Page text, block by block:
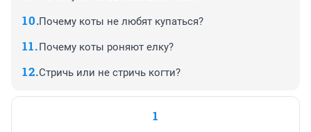
Почему коты не любят купаться?
Почему коты роняют елку?
Стричь или не стричь когти?
1